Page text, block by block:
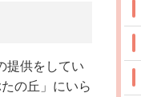
提供をしてい
の丘」にいら